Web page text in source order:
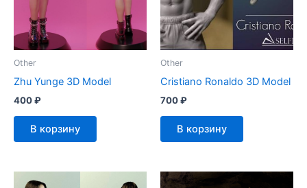
Other
Zhu Yunge 3D Model
400₽
В корзину
Other
Cristiano Ronaldo 3D Model
700₽
В корзину